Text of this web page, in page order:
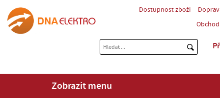
Dostupnost zboží
Zobrazit menu